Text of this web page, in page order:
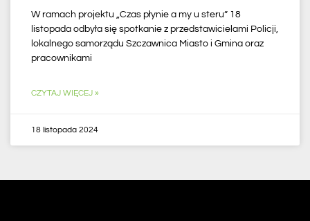
W ramach projektu „Czas płynie a my u steru” 18
listopada odbyła się spotkanie z przedstawicielami Policji,
lokalnego samorządu Szczawnica Miasto i Gmina oraz
pracownikami
CZYTAJ WIĘCEJ »
18 listopada 2024